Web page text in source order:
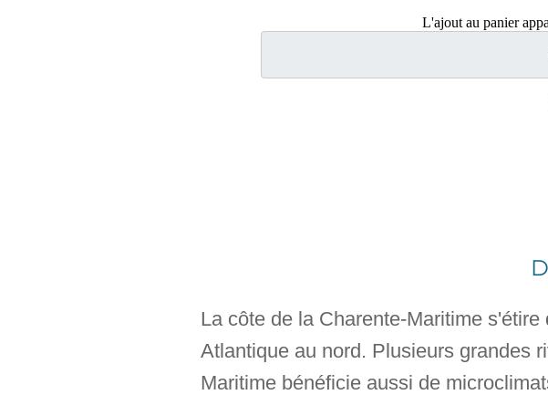
L'ajout au panier
La côte de la Charente-Maritime
Atlantique au nord. Plusieurs grandes
Maritime bénéficie aussi de